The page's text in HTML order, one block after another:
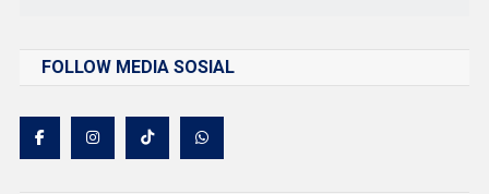
FOLLOW MEDIA SOSIAL